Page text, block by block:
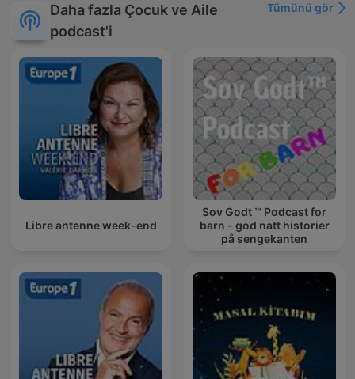
Daha fazla Çocuk ve Aile
podcast'i
Tümünü gör
Libre antenne week-end
Sov Godt ™ Podcast for
barn - god natt historier
på sengekanten